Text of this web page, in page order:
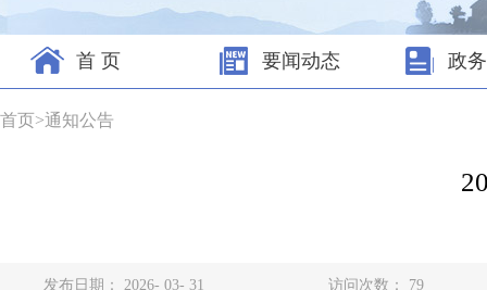
首 页 要闻动态 政
首页>通知公告
发布日期： 2026- 03- 31 访问次数： 79